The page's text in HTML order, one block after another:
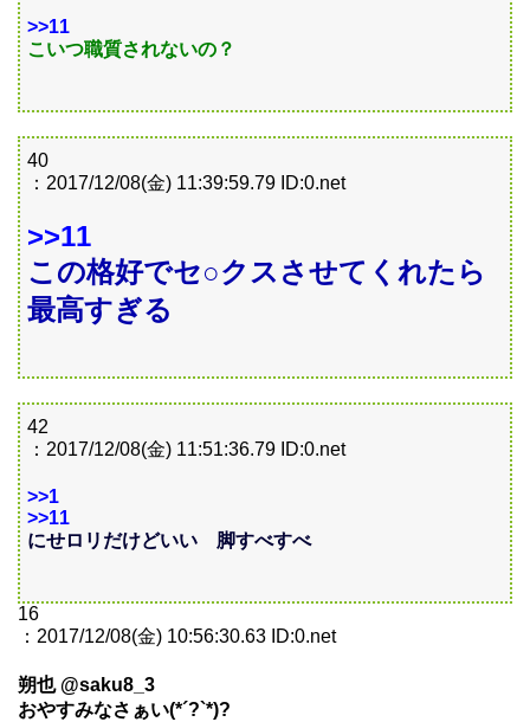
>>11
こいつ職質されないの？
40
：2017/12/08(金) 11:39:59.79 ID:0.net
>>11
この格好でセ○クスさせてくれたら
最高すぎる
42
：2017/12/08(金) 11:51:36.79 ID:0.net
>>1
>>11
にせロリだけどいい 脚すべすべ
16
：2017/12/08(金) 10:56:30.63 ID:0.net
朔也 @saku8_3
おやすみなさぁい(*´?`*)?